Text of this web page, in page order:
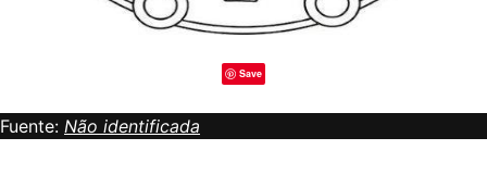
Save
Fuente: Não identificada